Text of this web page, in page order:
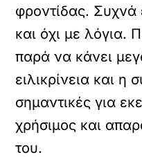
φροντίδας. Συχνά
και όχι με λόγια.
παρά να κάνει
ειλικρίνεια και η
σημαντικές για
χρήσιμος και
του.